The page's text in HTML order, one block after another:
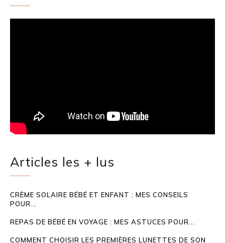
Articles les + lus
CRÈME SOLAIRE BÉBÉ ET ENFANT : MES CONSEILS
POUR...
REPAS DE BÉBÉ EN VOYAGE : MES ASTUCES POUR...
COMMENT CHOISIR LES PREMIÈRES LUNETTES DE SON